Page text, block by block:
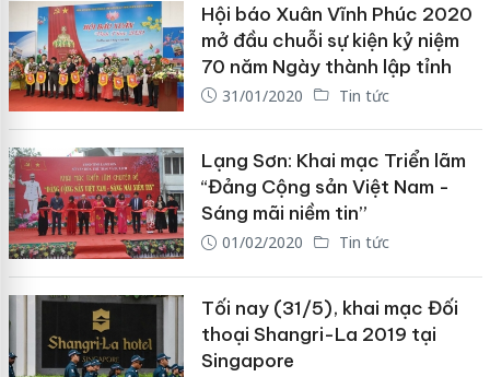
Hội báo Xuân Vĩnh Phúc 2020
mở đầu chuỗi sự kiện kỷ niệm
70 năm Ngày thành lập tỉnh
31/01/2020 Tin tức
Lạng Sơn: Khai mạc Triển lãm
“Đảng Cộng sản Việt Nam -
Sáng mãi niềm tin”
01/02/2020 Tin tức
Tối nay (31/5), khai mạc Đối
thoại Shangri-La 2019 tại
Singapore